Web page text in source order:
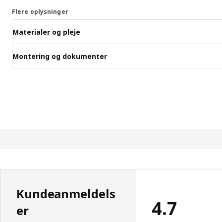
Flere oplysninger
Materialer og pleje
Montering og dokumenter
Kundeanmeldels
er
4.7